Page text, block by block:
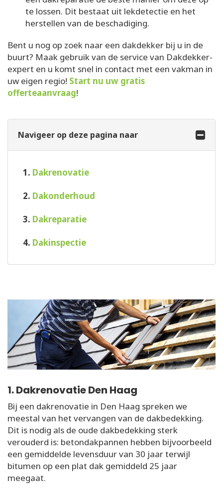
te lossen. Dit bestaat uit lekdetectie en het
herstellen van de beschadiging.
Bent u nog op zoek naar een dakdekker bij u in de
buurt? Maak gebruik van de service van Dakdekker-
expert en u komt snel in contact met een vakman in
uw eigen regio! Start nu uw gratis
offerteaanvraag!
Navigeer op deze pagina naar
1. Dakrenovatie
2. Dakonderhoud
3. Dakreparatie
4. Dakinspectie
1. Dakrenovatie Den Haag
Bij een dakrenovatie in Den Haag spreken we
meestal van het vervangen van de dakbedekking.
Dit is nodig als de oude dakbedekking sterk
verouderd is: betondakpannen hebben bijvoorbeeld
een gemiddelde levensduur van 30 jaar terwijl
bitumen op een plat dak gemiddeld 25 jaar
meegaat.